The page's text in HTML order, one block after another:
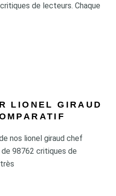
de lecteurs. Chaque
LIONEL GIRAUD
nos lionel giraud chef
98762 critiques de